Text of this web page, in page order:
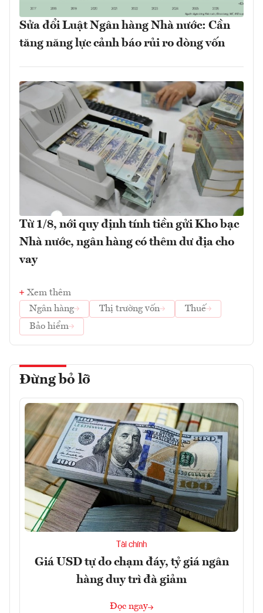
Sửa đổi Luật Ngân hàng Nhà nước: Cần
tăng năng lực cảnh báo rủi ro dòng vốn
Từ 1/8, nới quy định tính tiền gửi Kho bạc
Nhà nước, ngân hàng có thêm dư địa cho
vay
Xem thêm
Ngân hàng
Thị trường vốn
Thuế
Bảo hiểm
Đừng bỏ lỡ
Tài chính
Giá USD tự do chạm đáy, tỷ giá ngân
hàng duy trì đà giảm
Đọc ngay